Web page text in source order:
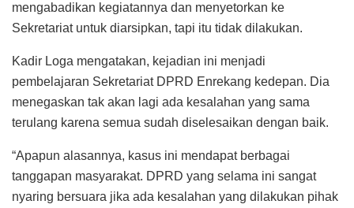
mengabadikan kegiatannya dan menyetorkan ke
Sekretariat untuk diarsipkan, tapi itu tidak dilakukan.
Kadir Loga mengatakan, kejadian ini menjadi
pembelajaran Sekretariat DPRD Enrekang kedepan. Dia
menegaskan tak akan lagi ada kesalahan yang sama
terulang karena semua sudah diselesaikan dengan baik.
“Apapun alasannya, kasus ini mendapat berbagai
tanggapan masyarakat. DPRD yang selama ini sangat
nyaring bersuara jika ada kesalahan yang dilakukan pihak